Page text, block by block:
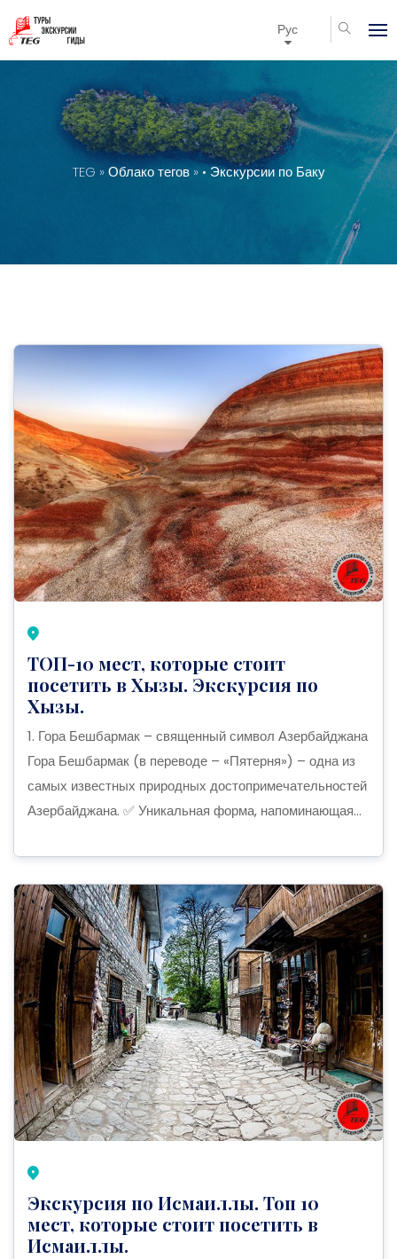
Рус
TEG »Облако тегов» • Экскурсии по Баку
ТОП-10 мест, которые стоит
посетить в Хызы. Экскурсия по
Хызы.
1. Гора Бешбармак – священный символ Азербайджана
Гора Бешбармак (в переводе – «Пятерня») – одна из
самых известных природных достопримечательностей
Азербайджана. ✅ Уникальная форма, напоминающая...
Экскурсия по Исмаиллы. Топ 10
мест, которые стоит посетить в
Исмаиллы.